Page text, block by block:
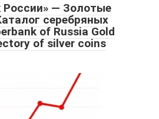
России» — Золотые
серебряных
of Russia Gold
of silver coins